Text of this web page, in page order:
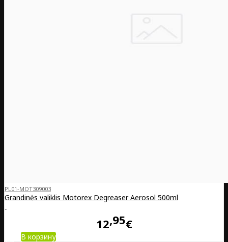
PL01-MOT309003
Grandinės valiklis Motorex Degreaser Aerosol 500ml
..
12 95€
В корзину